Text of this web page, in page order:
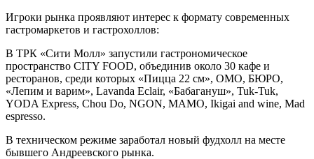
Игроки рынка проявляют интерес к формату современных
гастромаркетов и гастрохоллов:
В ТРК «Сити Молл» запустили гастрономическое
пространство CITY FOOD, объединив около 30 кафе и
ресторанов, среди которых «Пицца 22 см», OMO, БЮРО,
«Лепим и варим», Lavanda Eclair, «Бабагануш», Tuk-Tuk,
YODA Express, Chou Do, NGON, MAMO, Ikigai and wine, Mad
espresso.
В техническом режиме заработал новый фудхолл на месте
бывшего Андреевского рынка.